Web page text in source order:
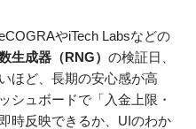
やiTech Labsなどの
生成器（RNG） の検証日、
ほど、長期の安心感が高
シュボードで「入金上限・
時反映できるか、UIのわか